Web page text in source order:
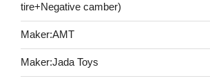
tire+Negative camber)
Maker:AMT
Maker:Jada Toys